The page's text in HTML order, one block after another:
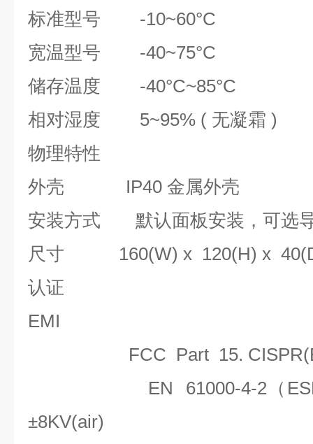
标准型号
-10~60°C
宽温型号
-40~75°C
储存温度
-40°C~85°C
相对湿度
5~95% ( 无凝霜 )
物理特性
外壳
IP40 金属外壳
安装方式
默认面板安装，可选
尺寸
160(W) x 120(H) x
认证
EMI
FCC Part 15.
EN 61000-4-2（
±8KV(air)